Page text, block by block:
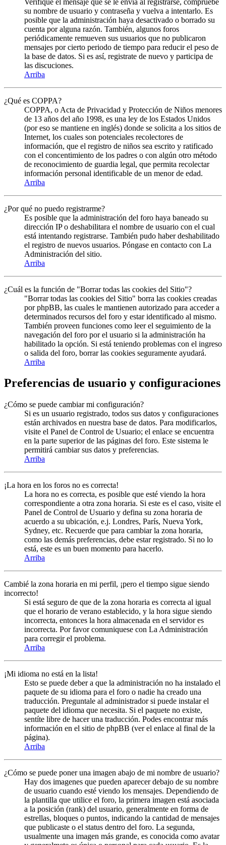
su nombre de usuario y contraseña y vuelva a intentarlo. Es
posible que la administración haya desactivado o borrado su
cuenta por alguna razón. También, algunos foros
periódicamente remueven sus usuarios que no publicaron
mensajes por cierto periodo de tiempo para reducir el peso de
la base de datos. Si es así, registrate de nuevo y participa de
las discuciones.
Arriba
¿Qué es COPPA?
COPPA, o Acta de Privacidad y Protección de Niños menores
de 13 años del año 1998, es una ley de los Estados Unidos
(por eso se mantiene en inglés) donde se solicita a los sitios de
Internet, los cuales son potenciales recolectores de
información, que el registro de niños sea escrito y ratificado
con el concentimiento de los padres o con algún otro método
de reconocimiento de guardia legal, que permita recolectar
información personal identificable de un menor de edad.
Arriba
¿Por qué no puedo registrarme?
Es posible que la administración del foro haya baneado su
dirección IP o deshabilitara el nombre de usuario con el cual
está intentando registrarse. También pudo haber deshabilitado
el registro de nuevos usuarios. Póngase en contacto con La
Administración del sitio.
Arriba
¿Cuál es la función de "Borrar todas las cookies del Sitio"?
"Borrar todas las cookies del Sitio" borra las cookies creadas
por phpBB, las cuales le mantienen autorizado para acceder a
determinados recursos del foro y estar identificado al mismo.
También proveen funciones como leer el seguimiento de la
navegación del foro por el usuario si la administración ha
habilitado la opción. Si está teniendo problemas con el ingreso
o salida del foro, borrar las cookies seguramente ayudará.
Arriba
Preferencias de usuario y configuraciones
¿Cómo se puede cambiar mi configuración?
Si es un usuario registrado, todos sus datos y configuraciones
están archivados en nuestra base de datos. Para modificarlos,
visite el Panel de Control de Usuario; el enlace se encuentra
en la parte superior de las páginas del foro. Este sistema le
permitirá cambiar sus datos y preferencias.
Arriba
¡La hora en los foros no es correcta!
La hora no es correcta, es posible que esté viendo la hora
correspondiente a otra zona horaria. Si este es el caso, visite el
Panel de Control de Usuario y defina su zona horaria de
acuerdo a su ubicación, e.j. Londres, París, Nueva York,
Sydney, etc. Recuerde que para cambiar la zona horaria,
como las demás preferencias, debe estar registrado. Si no lo
está, este es un buen momento para hacerlo.
Arriba
Cambié la zona horaria en mi perfil, ¡pero el tiempo sigue siendo
incorrecto!
Si está seguro de que de la zona horaria es correcta al igual
que el horario de verano establecido, y la hora sigue siendo
incorrecta, entonces la hora almacenada en el servidor es
incorrecta. Por favor comuniquese con La Administración
para corregir el problema.
Arriba
¡Mi idioma no está en la lista!
Esto se puede deber a que la administración no ha instalado el
paquete de su idioma para el foro o nadie ha creado una
traducción. Preguntale al administrador si puede instalar el
paquete del idioma que necesita. Si el paquete no existe,
sentíte libre de hacer una traducción. Podes encontrar más
información en el sitio de phpBB (ver el enlace al final de la
página).
Arriba
¿Cómo se puede poner una imagen abajo de mi nombre de usuario?
Hay dos imagenes que pueden aparecer debajo de su nombre
de usuario cuando esté viendo los mensajes. Dependiendo de
la plantilla que utilice el foro, la primera imagen está asociada
a la posición (rank) del usuario, generalmente en forma de
estrellas, bloques o puntos, indicando la cantidad de mensajes
que publicaste o el status dentro del foro. La segunda,
usualmente una imagen más grande, es conocida como avatar